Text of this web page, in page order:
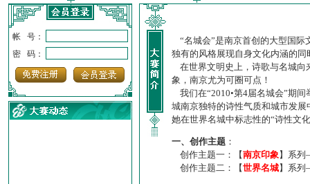
帐 号：
密 码：
“名城会”是南京首创的大型国际
独有的风格展现自身文化内涵的
在世界文明史上，诗歌与名城向
象，南京尤为可圈可点！
我们在“2010•第4届名城会”期
城南京独特的诗性气质和城市发
她在世界名城中标志性的“诗性文
一、创作主题 ：
创作主题一：【南京印象】系
创作主题二：【世界名城】系